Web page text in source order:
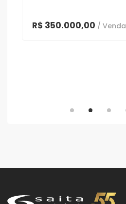
R$ 350.000,00 / Venda